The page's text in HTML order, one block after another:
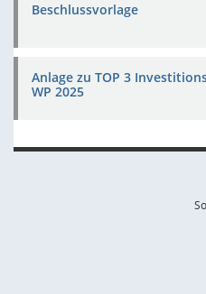
Beschlussvorlage
Anlage zu TOP 3
WP 2025